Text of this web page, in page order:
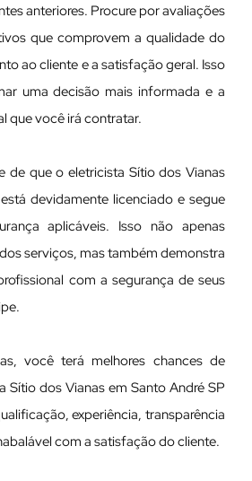
anteriores. Procure por avaliações
que comprovem a qualidade do
ao cliente e a satisfação geral. Isso
uma decisão mais informada e a
que você irá contratar.
de que o eletricista Sítio dos Vianas
devidamente licenciado e segue
aplicáveis. Isso não apenas
serviços, mas também demonstra
com a segurança de seus
você terá melhores chances de
Sítio dos Vianas em Santo André SP
experiência, transparência
com a satisfação do cliente.